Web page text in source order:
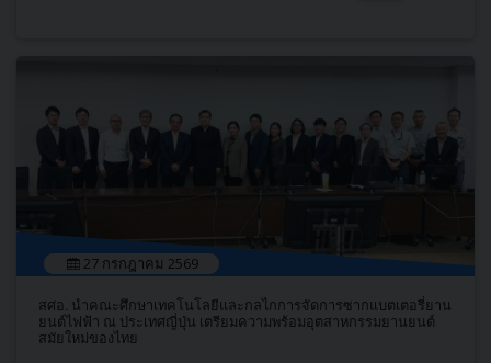
27 กรกฎาคม 2569
สศอ. นำคณะศึกษาเทคโนโลยีและกลไกการจัดการซากแบตเตอรี่ยาน
ยนต์ไฟฟ้า ณ ประเทศญี่ปุ่น เตรียมความพร้อมอุตสาหกรรมยานยนต์
สมัยใหม่ของไทย